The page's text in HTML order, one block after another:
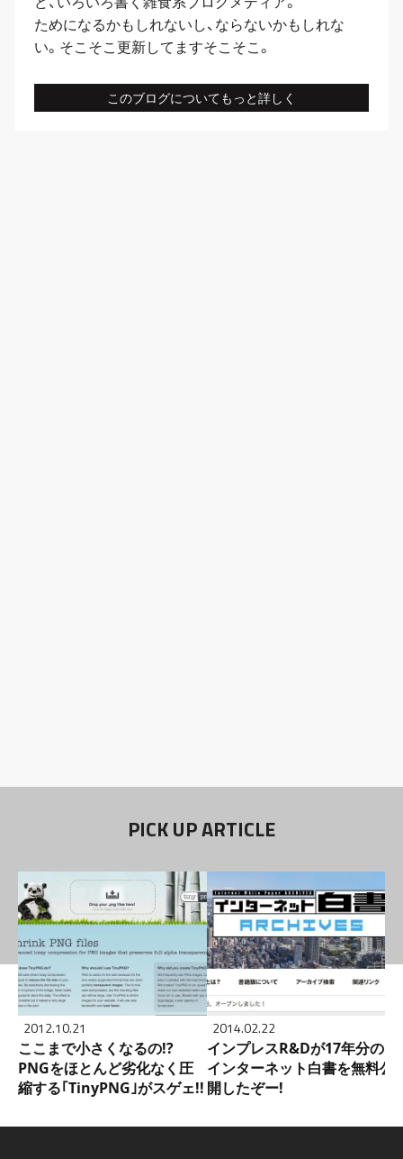
ためになるかもしれないし、ならないかもしれな
い。そこそこ更新してますそこそこ。
このブログについてもっと詳しく
PICK UP ARTICLE
2012.10.21
ここまで小さくなるの!?
PNGをほとんど劣化なく圧
縮する｢TinyPNG｣がスゲェ!!
2014.02.22
インプレスR&Dが17年分の
インターネット白書を無料公
開したぞー!